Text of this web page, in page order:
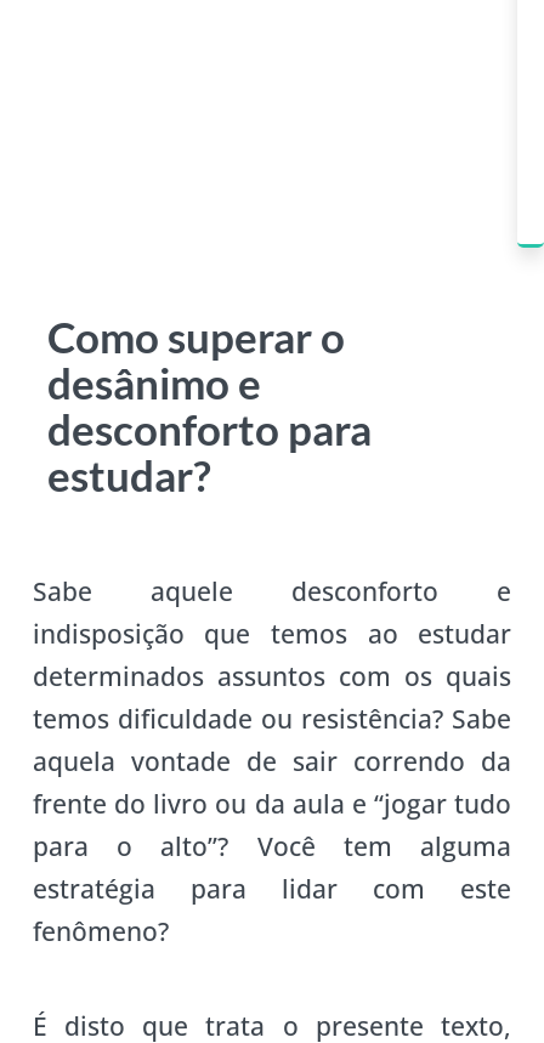
Como superar o
desânimo e
desconforto para
estudar?
Sabe aquele desconforto e
indisposição que temos ao estudar
determinados assuntos com os quais
temos dificuldade ou resistência? Sabe
aquela vontade de sair correndo da
frente do livro ou da aula e “jogar tudo
para o alto”? Você tem alguma
estratégia para lidar com este
fenômeno?
É disto que trata o presente texto,